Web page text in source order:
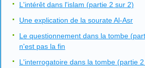
L'intérêt dans l'islam (partie 2 sur 2)
Une explication de la sourate Al-Asr
Le questionnement dans la tombe
n'est pas la fin
L'interrogatoire dans la tombe (partie